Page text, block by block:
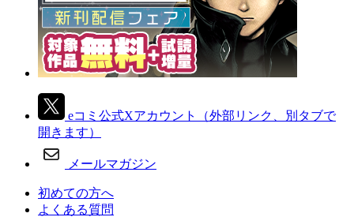
eコミ公式Xアカウント
（外部リンク、別タブで
開きます）
メールマガジン
初めての方へ
よくある質問